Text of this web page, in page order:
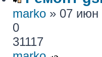
marko » 07
0
31117